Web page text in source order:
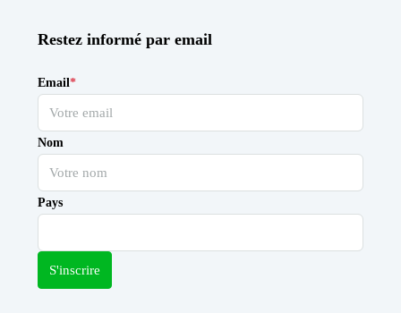
Restez informé par email
Email*
Nom
Pays
S'inscrire